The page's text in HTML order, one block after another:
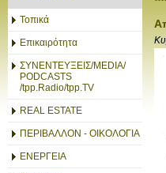
Τοπικά
Επικαιρότητα
ΣΥΝΕΝΤΕΥΞΕΙΣ/MEDIA/
PODCASTS
/tpp.Radio/tpp.TV
REAL ESTATE
ΠΕΡΙΒΑΛΛΟΝ - ΟΙΚΟΛΟΓΙΑ
ΕΝΕΡΓΕΙΑ